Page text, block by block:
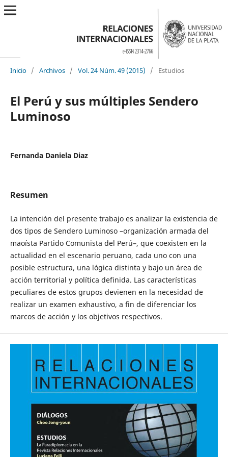
Inicio / Archivos / Vol. 24 Núm. 49 (2015) / Estudios
El Perú y sus múltiples Sendero
Luminoso
Fernanda Daniela Diaz
Resumen
La intención del presente trabajo es analizar la existencia de
dos tipos de Sendero Luminoso –organización armada del
maoísta Partido Comunista del Perú–, que coexisten en la
actualidad en el escenario peruano, cada uno con una
posible estructura, una lógica distinta y bajo un área de
acción territorial y política definida. Las características
peculiares de estos grupos devienen en la necesidad de
realizar un examen exhaustivo, a fin de diferenciar los
marcos de acción y los objetivos respectivos.